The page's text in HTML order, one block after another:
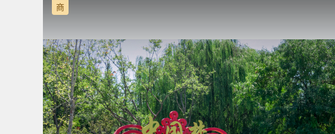
商